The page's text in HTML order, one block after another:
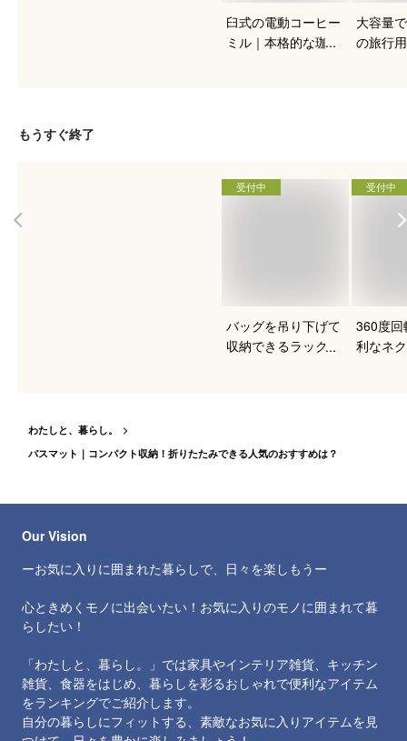
臼式の電動コーヒー
ミル｜本格的な珈琲
大容量
の旅行
もうすぐ終了
受付中
バッグを吊り下げて
収納できるラックの
受付中
360度回
利なネ
わたしと、暮らし。
バスマット｜コンパクト収納！折りたたみできる人気のおすすめは？
Our Vision
ーお気に入りに囲まれた暮らしで、日々を楽しもうー
心ときめくモノに出会いたい！お気に入りのモノに囲まれて暮
らしたい！
「わたしと、暮らし。」では家具やインテリア雑貨、キッチン
雑貨、食器をはじめ、暮らしを彩るおしゃれで便利なアイテム
をランキングでご紹介します。
自分の暮らしにフィットする、素敵なお気に入りアイテムを見